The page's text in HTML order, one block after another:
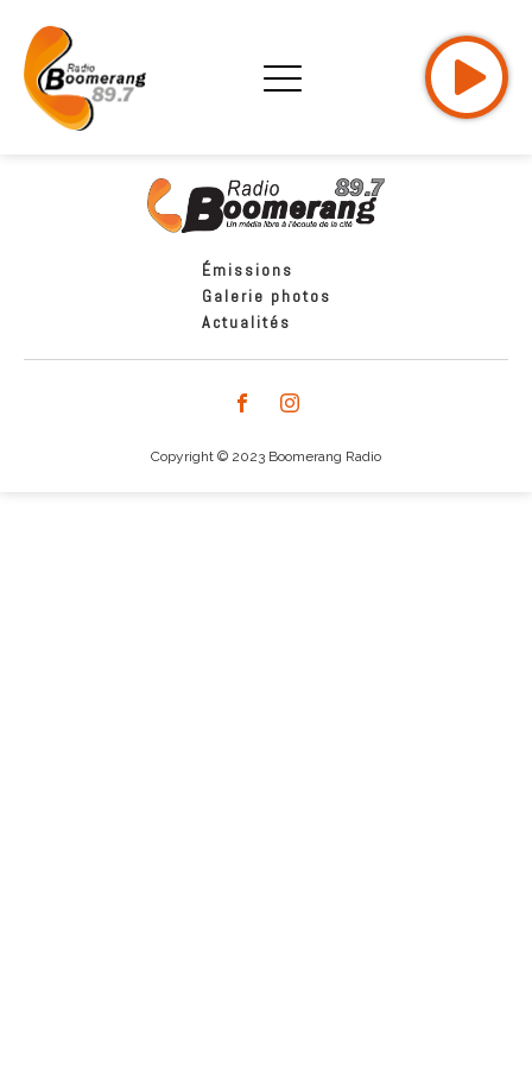
Émissions
Galerie photos
Actualités
Copyright © 2023 Boomerang Radio